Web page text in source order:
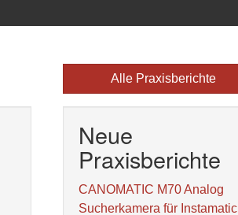
Alle Praxisberichte
Neue
Praxisberichte
CANOMATIC M70 Analog
Sucherkamera für Instamatic